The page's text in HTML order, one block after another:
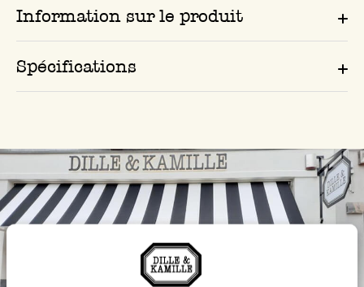
Information sur le produit
Spécifications